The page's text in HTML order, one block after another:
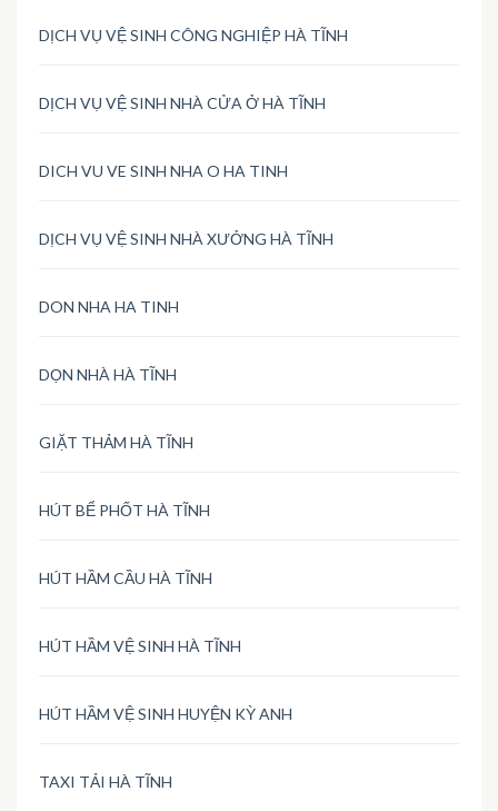
DỊCH VỤ VỆ SINH CÔNG NGHIỆP HÀ TĨNH
DỊCH VỤ VỆ SINH NHÀ CỬA Ở HÀ TĨNH
DICH VU VE SINH NHA O HA TINH
DỊCH VỤ VỆ SINH NHÀ XƯỞNG HÀ TĨNH
DON NHA HA TINH
DỌN NHÀ HÀ TĨNH
GIẶT THẢM HÀ TĨNH
HÚT BỂ PHỐT HÀ TĨNH
HÚT HẦM CẦU HÀ TĨNH
HÚT HẦM VỆ SINH HÀ TĨNH
HÚT HẦM VỆ SINH HUYỆN KỲ ANH
TAXI TẢI HÀ TĨNH